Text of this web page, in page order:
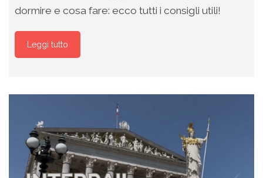
dormire e cosa fare: ecco tutti i consigli utili!
Leggi tutto